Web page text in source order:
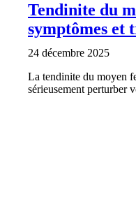
Tendinite du
symptômes et
24 décembre 2025
La tendinite du moyen
sérieusement perturber